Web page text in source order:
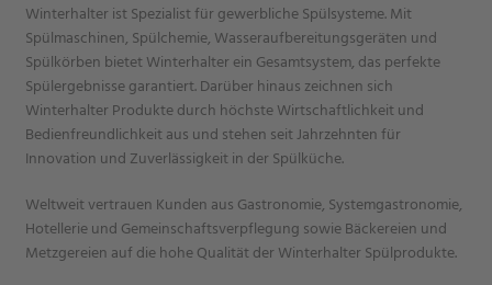
Winterhalter ist Spezialist für gewerbliche Spülsysteme. Mit
Spülmaschinen, Spülchemie, Wasseraufbereitungsgeräten und
Spülkörben bietet Winterhalter ein Gesamtsystem, das perfekte
Spülergebnisse garantiert. Darüber hinaus zeichnen sich
Winterhalter Produkte durch höchste Wirtschaftlichkeit und
Bedienfreundlichkeit aus und stehen seit Jahrzehnten für
Innovation und Zuverlässigkeit in der Spülküche.
Weltweit vertrauen Kunden aus Gastronomie, Systemgastronomie,
Hotellerie und Gemeinschaftsverpflegung sowie Bäckereien und
Metzgereien auf die hohe Qualität der Winterhalter Spülprodukte.